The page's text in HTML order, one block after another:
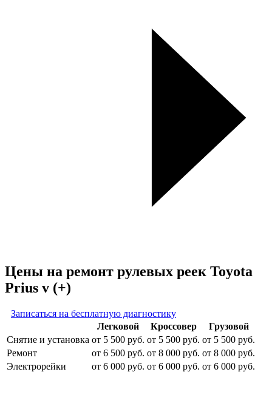
Цены на ремонт рулевых реек Toyota
Prius v (+)
Записаться на бесплатную диагностику
Легковой
Кроссовер
Грузовой
Снятие и установка от 5 500 руб. от 5 500 руб. от 5 500 руб.
Ремонт
от 6 500 руб. от 8 000 руб. от 8 000 руб.
Электрорейки
от 6 000 руб. от 6 000 руб. от 6 000 руб.